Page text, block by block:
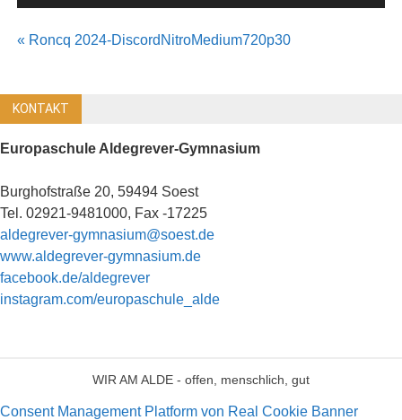
Beitragsnavigation
« Roncq 2024-DiscordNitroMedium720p30
KONTAKT
Europaschule Aldegrever-Gymnasium
Burghofstraße 20, 59494 Soest
Tel. 02921-9481000, Fax -17225
aldegrever-gymnasium@soest.de
www.aldegrever-gymnasium.de
facebook.de/aldegrever
instagram.com/europaschule_alde
WIR AM ALDE - offen, menschlich, gut
Consent Management Platform von Real Cookie Banner